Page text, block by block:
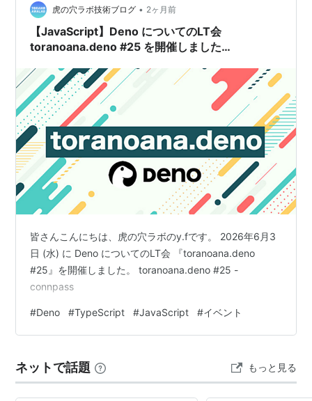
虎の穴ラボ技術ブログ • 2ヶ月前
【JavaScript】Deno についてのLT会
toranoana.deno #25 を開催しました
皆さんこんにちは、虎の穴ラボのy.fです。 2026年6月3
日 (水) に Deno についてのLT会 『toranoana.deno
#25』を開催しました。 toranoana.deno #25 -
connpass
#Deno #TypeScript #JavaScript #イベント
ネットで話題 もっと見る